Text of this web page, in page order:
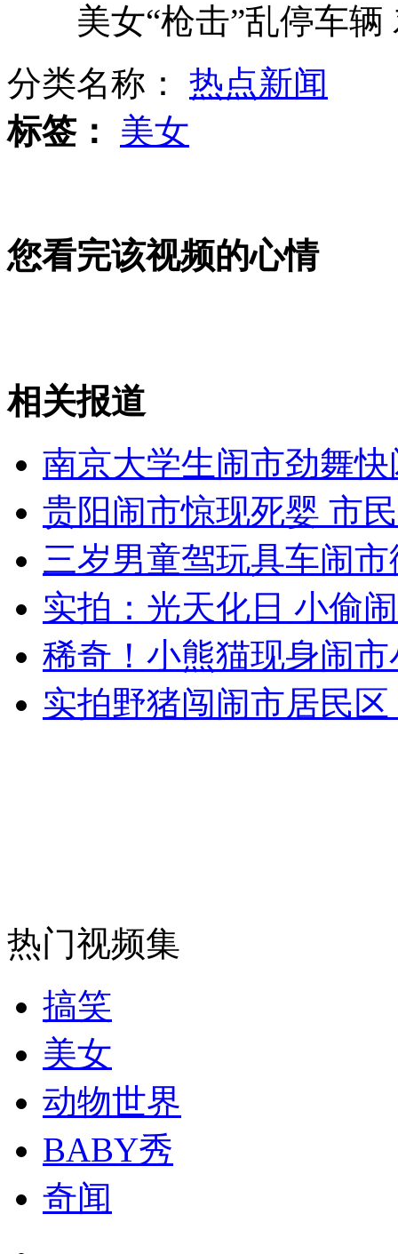
实拍白衣色魔电梯猥亵多名女孩
卡梅伦照片遭网友恶搞 现身名画中
山西运城恶犬咬伤多人 警民合力深夜将其击毙
女孩北京地铁殴打老人 痛下狠手拳打脚踢
无痛分娩是否安全 医生回应
外交部：反对强权政治霸凌主义
外交部：有关国家言论片面不公正
纽约上演“枕头大战”
司机酒驾遇交警 急速倒车逃窜
美女“枪击”乱停车辆
分类名称： 热点新闻
标签：
美女
您看完该视频的心情
相关报道
南京大学生闹市劲舞
贵阳闹市惊现死婴 市
三岁男童驾玩具车闹
实拍：光天化日 小偷
稀奇！小熊猫现身闹市
实拍野猪闯闹市居民
热门视频集
搞笑
美女
动物世界
BABY秀
奇闻